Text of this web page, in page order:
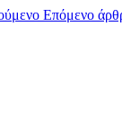
Επόμενο